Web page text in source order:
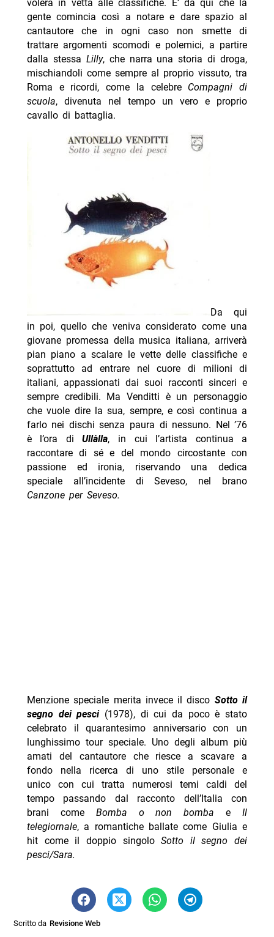
volerà in vetta alle classifiche. E’ da qui che la
gente comincia così a notare e dare spazio al
cantautore che in ogni caso non smette di
trattare argomenti scomodi e polemici, a partire
dalla stessa Lilly, che narra una storia di droga,
mischiandoli come sempre al proprio vissuto, tra
Roma e ricordi, come la celebre Compagni di
scuola, divenuta nel tempo un vero e proprio
cavallo di battaglia.
Da qui
in poi, quello che veniva considerato come una
giovane promessa della musica italiana, arriverà
pian piano a scalare le vette delle classifiche e
soprattutto ad entrare nel cuore di milioni di
italiani, appassionati dai suoi racconti sinceri e
sempre credibili. Ma Venditti è un personaggio
che vuole dire la sua, sempre, e così continua a
farlo nei dischi senza paura di nessuno. Nel ’76
è l’ora diUllàlla, in cui l’artista continua a
raccontare di sé e del mondo circostante con
passione ed ironia, riservando una dedica
speciale all’incidente di Seveso, nel brano
Canzone per Seveso.
Menzione speciale merita invece il disco Sotto il
segno dei pesci(1978), di cui da poco è stato
celebrato il quarantesimo anniversario con un
lunghissimo tour speciale. Uno degli album più
amati del cantautore che riesce a scavare a
fondo nella ricerca di uno stile personale e
unico con cui tratta numerosi temi caldi del
tempo passando dal racconto dell’Italia con
brani come Bomba o non bomba eIl
telegiornale, a romantiche ballate come Giulia e
hit come il doppio singoloSotto il segno dei
pesci/Sara.
Scritto da Revisione Web